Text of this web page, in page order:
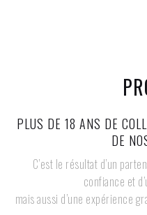
PLUS DE 18 ANS DE
DE
C’est le résultat d’un
confiance et
mais aussi d’une expérience